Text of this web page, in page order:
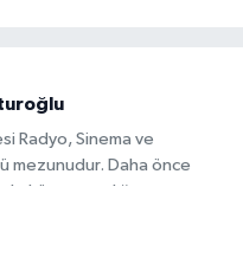
Radyo, Sinema ve
mezunudur. Daha önce
köşe yazarlığı yapmış ve